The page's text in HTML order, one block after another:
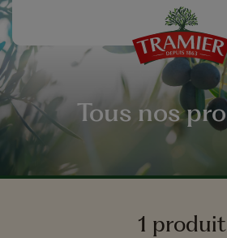
Tous nos
1 produit